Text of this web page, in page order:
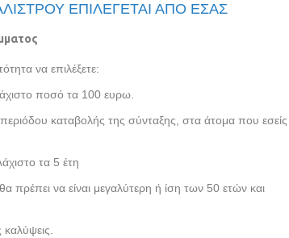
ΕΠΙΛΕΓΕΤΑΙ ΑΠΟ ΕΣΑΣ
να επιλέξετε:
ποσό τα 100 ευρω.
καταβολής της σύνταξης, στα άτομα που εσείς
τα 5 έτη
πρέπει να είναι μεγαλύτερη ή ίση των 50 ετών και